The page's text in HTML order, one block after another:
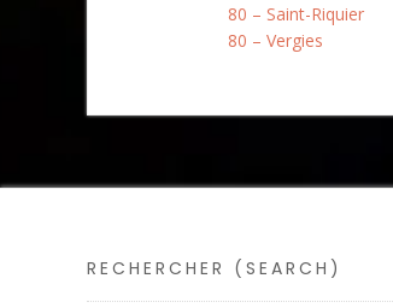
80 – Saint-Riquier
80 – Vergies
RECHERCHER (SEARCH)